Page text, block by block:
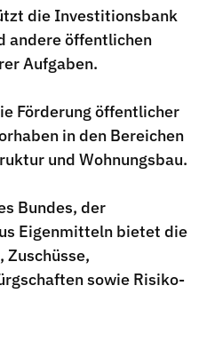
die Investitionsbank
andere öffentlichen
Aufgaben.
Förderung öffentlicher
in den Bereichen
und Wohnungsbau.
Bundes, der
Eigenmitteln bietet die
Zuschüsse,
sowie Risiko-